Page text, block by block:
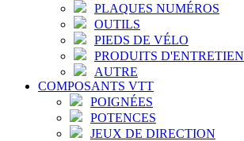
PLAQUES NUMÉROS
OUTILS
PIEDS DE VÉLO
PRODUITS D'ENTRETIEN
AUTRE
COMPOSANTS VTT
POIGNÉES
POTENCES
JEUX DE DIRECTION